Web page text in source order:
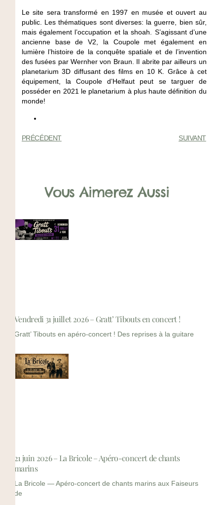
Le site sera transformé en 1997 en musée et ouvert au
public. Les thématiques sont diverses: la guerre, bien sûr,
mais également l’occupation et la shoah. S’agissant d’une
ancienne base de V2, la Coupole met également en
lumière l’histoire de la conquête spatiale et de l’invention
des fusées par Wernher von Braun. Il abrite par ailleurs un
planetarium 3D diffusant des films en 10 K. Grâce à cet
équipement, la Coupole d’Helfaut peut se targuer de
posséder en 2021 le planetarium à plus haute définition du
monde!
PRÉCÉDENT SUIVANT
Vous Aimerez Aussi
Vendredi 31 juillet 2026 – Gratt’ Tibouts en concert !
Gratt’ Tibouts en apéro-concert ! Des reprises à la guitare
21 juin 2026 – La Bricole – Apéro-concert de chants
marins
La Bricole — Apéro-concert de chants marins aux Faiseurs
de